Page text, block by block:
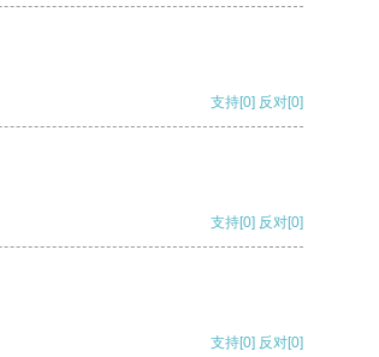
支持[0] 反对[0]
支持[0] 反对[0]
支持[0] 反对[0]